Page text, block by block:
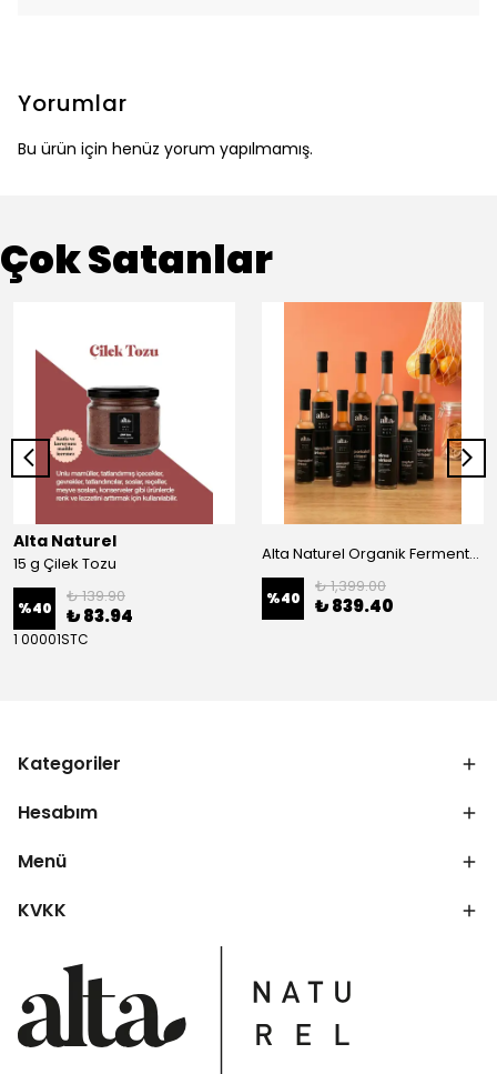
Yorumlar
Bu ürün için henüz yorum yapılmamış.
Çok Satanlar
Alta Naturel
15 g Çilek Tozu
%40
₺ 139.90
₺ 83.94
1 00001STC
Alta Naturel Organik Fermente Büyük Sirke Paketi 500 ML (Portakal - Greyfurt-Mandalina-Elma Sirkesi)
%40
₺ 1,399.00
₺ 839.40
Kategoriler
Hesabım
Menü
KVKK